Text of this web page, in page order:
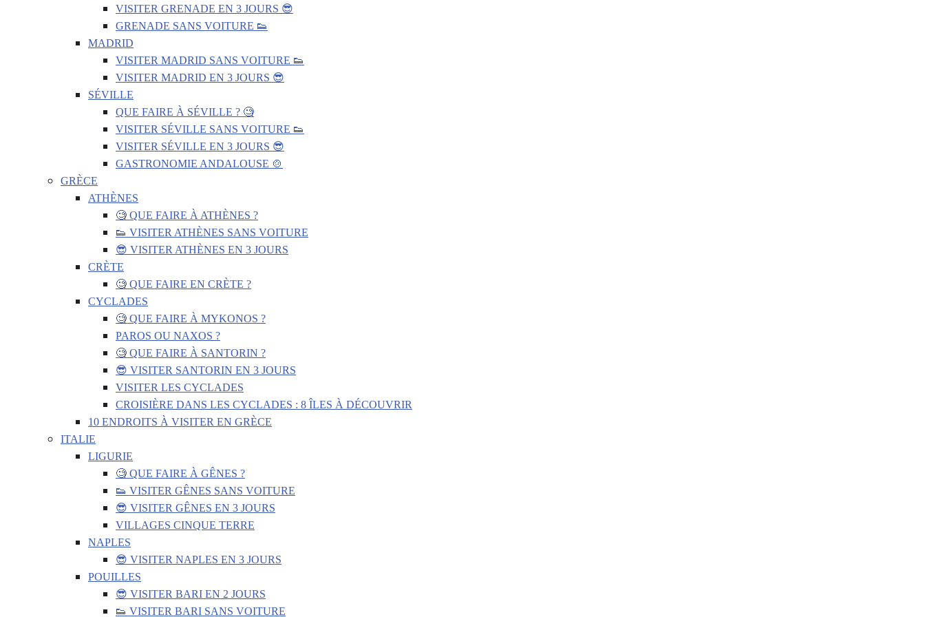
VISITER GRENADE EN 3 JOURS 😎
GRENADE SANS VOITURE 👟
MADRID
VISITER MADRID SANS VOITURE 👟
VISITER MADRID EN 3 JOURS 😎
SÉVILLE
QUE FAIRE À SÉVILLE ? 🧐
VISITER SÉVILLE SANS VOITURE 👟
VISITER SÉVILLE EN 3 JOURS 😎
GASTRONOMIE ANDALOUSE 🍲
GRÈCE
ATHÈNES
🧐 QUE FAIRE À ATHÈNES ?
👟 VISITER ATHÈNES SANS VOITURE
😎 VISITER ATHÈNES EN 3 JOURS
CRÈTE
🧐 QUE FAIRE EN CRÈTE ?
CYCLADES
🧐 QUE FAIRE À MYKONOS ?
PAROS OU NAXOS ?
🧐 QUE FAIRE À SANTORIN ?
😎 VISITER SANTORIN EN 3 JOURS
VISITER LES CYCLADES
CROISIÈRE DANS LES CYCLADES : 8 ÎLES À DÉCOUVRIR
10 ENDROITS À VISITER EN GRÈCE
ITALIE
LIGURIE
🧐 QUE FAIRE À GÊNES ?
👟 VISITER GÊNES SANS VOITURE
😎 VISITER GÊNES EN 3 JOURS
VILLAGES CINQUE TERRE
NAPLES
😎 VISITER NAPLES EN 3 JOURS
POUILLES
😎 VISITER BARI EN 2 JOURS
👟 VISITER BARI SANS VOITURE